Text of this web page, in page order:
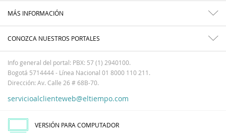
MÁS INFORMACIÓN
CONOZCA NUESTROS PORTALES
Info general del portal: PBX: 57 (1) 2940100.
Bogotá 5714444 - Línea Nacional 01 8000 110 211.
Dirección: Av. Calle 26 # 68B-70.
servicioalclienteweb@eltiempo.com
VERSIÓN PARA COMPUTADOR